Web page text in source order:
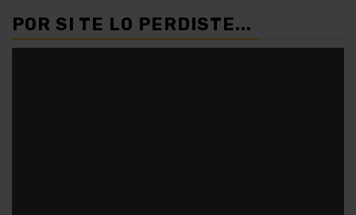
POR SI TE LO PERDISTE...